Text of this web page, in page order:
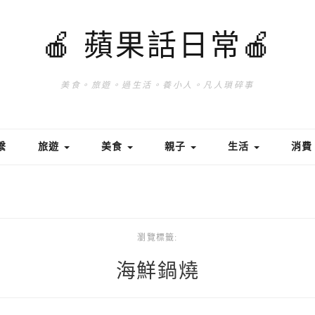
🍎 蘋果話日常🍎
美食。旅遊。過生活。養小人。凡人瑣碎事
旅遊 美食 親子 生活 消費
瀏覽標籤:
海鮮鍋燒